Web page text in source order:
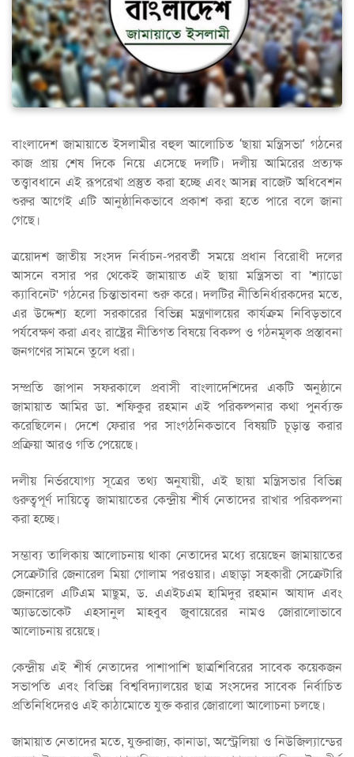
বাংলাদেশ জামায়াতে ইসলামীর বহুল আলোচিত ‘ছায়া মন্ত্রিসভা’ গঠনের
কাজ প্রায় শেষ দিকে নিয়ে এসেছে দলটি। দলীয় আমিরের প্রত্যক্ষ
তত্ত্বাবধানে এই রূপরেখা প্রস্তুত করা হচ্ছে এবং আসন্ন বাজেট অধিবেশন
শুরুর আগেই এটি আনুষ্ঠানিকভাবে প্রকাশ করা হতে পারে বলে জানা
গেছে।
ত্রয়োদশ জাতীয় সংসদ নির্বাচন-পরবর্তী সময়ে প্রধান বিরোধী দলের
আসনে বসার পর থেকেই জামায়াত এই ছায়া মন্ত্রিসভা বা 'শ্যাডো
ক্যাবিনেট' গঠনের চিন্তাভাবনা শুরু করে। দলটির নীতিনির্ধারকদের মতে,
এর উদ্দেশ্য হলো সরকারের বিভিন্ন মন্ত্রণালয়ের কার্যক্রম নিবিড়ভাবে
পর্যবেক্ষণ করা এবং রাষ্ট্রের নীতিগত বিষয়ে বিকল্প ও গঠনমূলক প্রস্তাবনা
জনগণের সামনে তুলে ধরা।
সম্প্রতি জাপান সফরকালে প্রবাসী বাংলাদেশিদের একটি অনুষ্ঠানে
জামায়াত আমির ডা. শফিকুর রহমান এই পরিকল্পনার কথা পুনর্ব্যক্ত
করেছিলেন। দেশে ফেরার পর সাংগঠনিকভাবে বিষয়টি চূড়ান্ত করার
প্রক্রিয়া আরও গতি পেয়েছে।
দলীয় নির্ভরযোগ্য সূত্রের তথ্য অনুযায়ী, এই ছায়া মন্ত্রিসভার বিভিন্ন
গুরুত্বপূর্ণ দায়িত্বে জামায়াতের কেন্দ্রীয় শীর্ষ নেতাদের রাখার পরিকল্পনা
করা হচ্ছে।
সম্ভাব্য তালিকায় আলোচনায় থাকা নেতাদের মধ্যে রয়েছেন জামায়াতের
সেক্রেটারি জেনারেল মিয়া গোলাম পরওয়ার। এছাড়া সহকারী সেক্রেটারি
জেনারেল এটিএম মাছুম, ড. এএইচএম হামিদুর রহমান আযাদ এবং
অ্যাডভোকেট এহসানুল মাহবুব জুবায়েরের নামও জোরালোভাবে
আলোচনায় রয়েছে।
কেন্দ্রীয় এই শীর্ষ নেতাদের পাশাপাশি ছাত্রশিবিরের সাবেক কয়েকজন
সভাপতি এবং বিভিন্ন বিশ্ববিদ্যালয়ের ছাত্র সংসদের সাবেক নির্বাচিত
প্রতিনিধিদেরও এই কাঠামোতে যুক্ত করার জোরালো আলোচনা চলছে।
জামায়াত নেতাদের মতে, যুক্তরাজ্য, কানাডা, অস্ট্রেলিয়া ও নিউজিল্যান্ডের